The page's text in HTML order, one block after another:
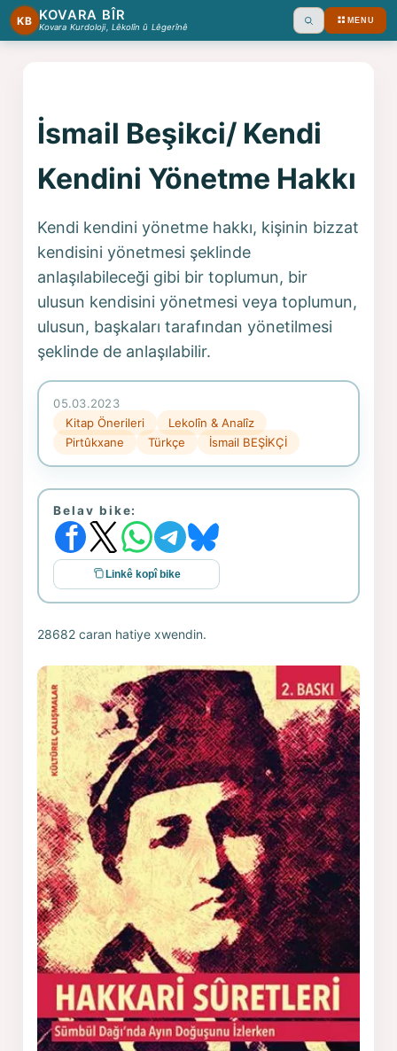
KB KOVARA BÎR
Kovara Kurdoloji, Lêkolîn û Lêgerînê Ara MENU
İsmail Beşikci/ Kendi
Kendini Yönetme Hakkı
Kendi kendini yönetme hakkı, kişinin bizzat
kendisini yönetmesi şeklinde
anlaşılabileceği gibi bir toplumun, bir
ulusun kendisini yönetmesi veya toplumun,
ulusun, başkaları tarafından yönetilmesi
şeklinde de anlaşılabilir.
05.03.2023
Kitap Önerileri
Lekolîn & Analîz
Pirtûkxane
Türkçe İsmail BEŞİKÇİ
Belav bike:
Linkê kopî bike
28682 caran hatiye xwendin.